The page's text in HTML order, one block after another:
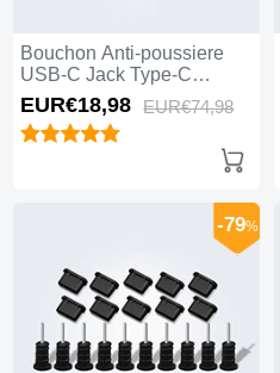
Bouchon Anti-poussiere
USB-C Jack Type-C
Universel 5PCS H01 pour
Apple iPhone 15 Plus
Blanc
EUR€18,98 EUR€74,98
-79%